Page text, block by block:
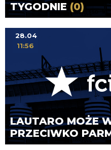
TYGODNIE (0)
LAUTARO MOŻE
PRZECIWKO
28.04
11:56